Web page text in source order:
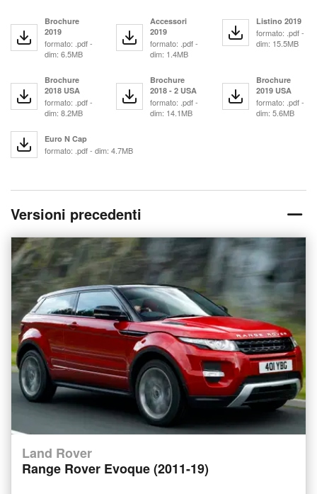
Brochure
2019
formato: .pdf -
dim: 6.5MB
Accessori
2019
formato: .pdf -
dim: 1.4MB
Listino 2019
formato: .pdf -
dim: 15.5MB
Brochure
2018 USA
formato: .pdf -
dim: 8.2MB
Brochure
2018 - 2 USA
formato: .pdf -
dim: 14.1MB
Brochure
2019 USA
formato: .pdf -
dim: 5.6MB
Euro N Cap
formato: .pdf - dim: 4.7MB
Versioni precedenti
Land Rover
Range Rover Evoque (2011-19)